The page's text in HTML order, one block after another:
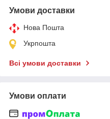
Умови доставки
Нова Пошта
Укрпошта
Всі умови доставки
Умови оплати